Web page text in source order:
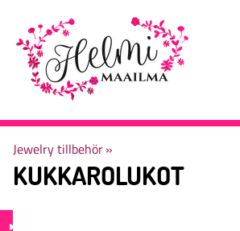
Jewelry tillbehör‪»
KUKKAROLUKOT
▼